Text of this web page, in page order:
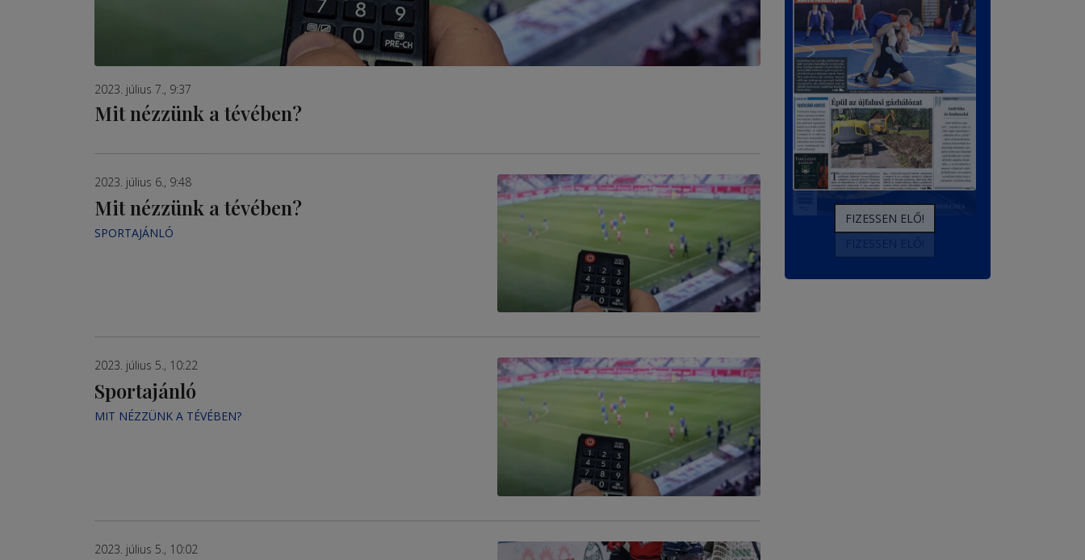
2023. július 7., 9:37
Mit nézzünk a tévében?
2023. július 6., 9:48
Mit nézzünk a tévében?
SPORTAJÁNLÓ
2023. július 5., 10:22
Sportajánló
MIT NÉZZÜNK A TÉVÉBEN?
2023. július 5., 10:02
FIZESSEN ELŐ!